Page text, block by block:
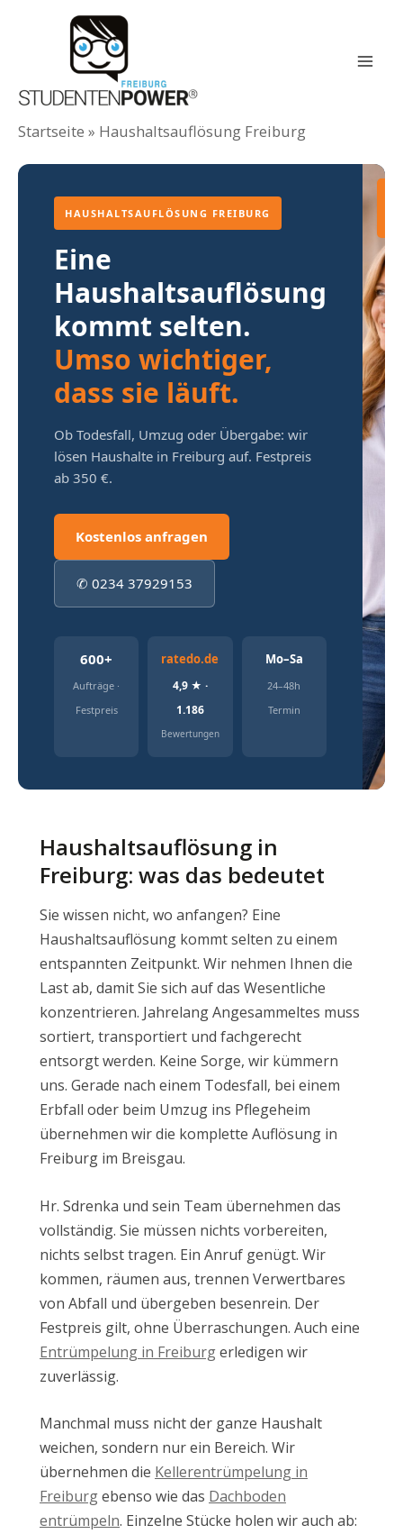
Startseite » Haushaltsauflösung Freiburg
HAUSHALTSAUFLÖSUNG FREIBURG
Eine
Haushaltsauflösung
kommt selten.
Umso wichtiger,
dass sie läuft.
Ob Todesfall, Umzug oder Übergabe: wir
lösen Haushalte in Freiburg auf. Festpreis
ab 350 €.
Kostenlos anfragen
✆ 0234 37929153
600+
Aufträge ·
Festpreis
ratedo.de
4,9 ★ ·
1.186
Bewertungen
Mo–Sa
24–48h
Termin
Haushaltsauflösung in
Freiburg: was das bedeutet
Sie wissen nicht, wo anfangen? Eine
Haushaltsauflösung kommt selten zu einem
entspannten Zeitpunkt. Wir nehmen Ihnen die
Last ab, damit Sie sich auf das Wesentliche
konzentrieren. Jahrelang Angesammeltes muss
sortiert, transportiert und fachgerecht
entsorgt werden. Keine Sorge, wir kümmern
uns. Gerade nach einem Todesfall, bei einem
Erbfall oder beim Umzug ins Pflegeheim
übernehmen wir die komplette Auflösung in
Freiburg im Breisgau.
Hr. Sdrenka und sein Team übernehmen das
vollständig. Sie müssen nichts vorbereiten,
nichts selbst tragen. Ein Anruf genügt. Wir
kommen, räumen aus, trennen Verwertbares
von Abfall und übergeben besenrein. Der
Festpreis gilt, ohne Überraschungen. Auch eine
Entrümpelung in Freiburgerledigen wir
zuverlässig.
Manchmal muss nicht der ganze Haushalt
weichen, sondern nur ein Bereich. Wir
übernehmen die Kellerentrümpelung in
Freiburgebenso wie das Dachboden
entrümpeln. Einzelne Stücke holen wir auch ab: